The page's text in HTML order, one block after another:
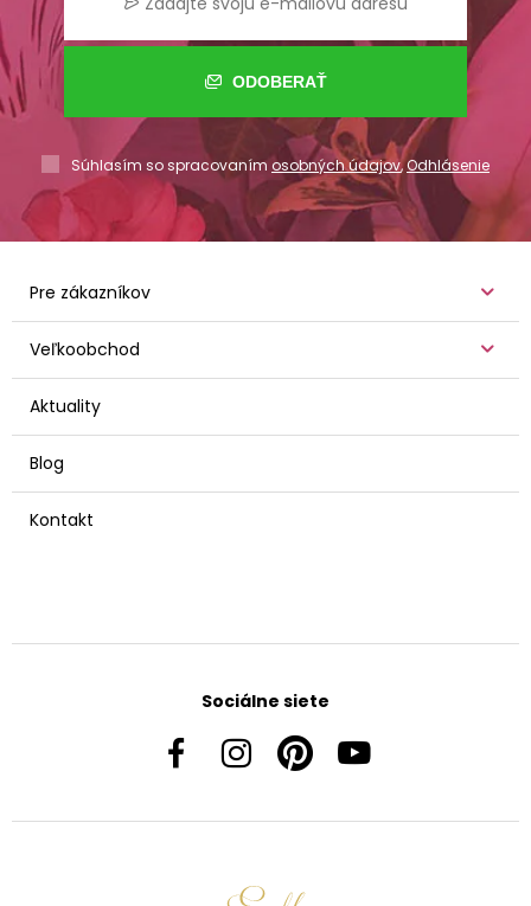
ODOBERAŤ
Súhlasím so spracovaním osobných údajov,Odhlásenie
Pre zákazníkov
Veľkoobchod
Aktuality
Blog
Kontakt
Sociálne siete